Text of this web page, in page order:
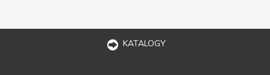
KATALOGY